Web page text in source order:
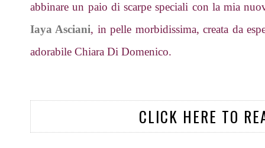
abbinare un paio di scarpe speciali con la mia
Iaya Asciani, in pelle morbidissima, creata da
adorabile Chiara Di Domenico.
CLICK HERE TO